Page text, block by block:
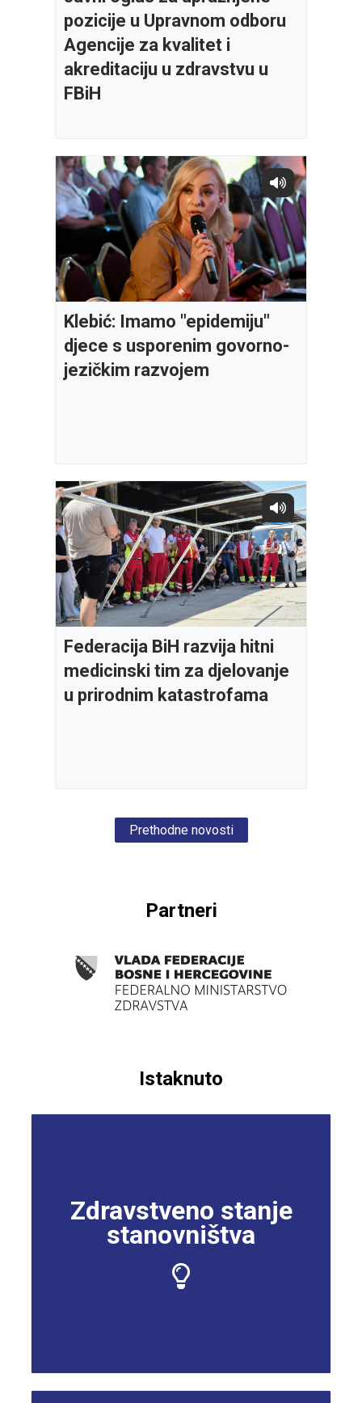
pozicije u Upravnom odboru
Agencije za kvalitet i
akreditaciju u zdravstvu u
FBiH
Klebić: Imamo "epidemiju"
djece s usporenim govorno-
jezičkim razvojem
Federacija BiH razvija hitni
medicinski tim za djelovanje
u prirodnim katastrofama
Prethodne novosti
Partneri
Istaknuto
Zdravstveno stanje
stanovništva